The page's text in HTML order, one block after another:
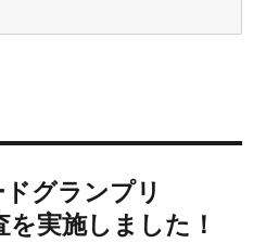
ドグランプリ
実施しました！